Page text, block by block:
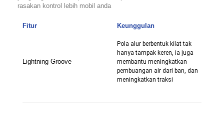
rasakan kontrol lebih mobil anda
Fitur Keunggulan
Lightning Groove
Pola alur berbentuk kilat tak
hanya tampak keren, ia juga
membantu meningkatkan
pembuangan air dari ban, dan
meningkatkan traksi